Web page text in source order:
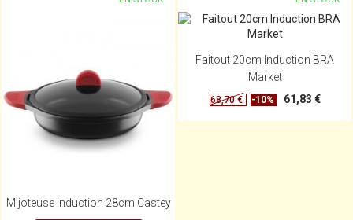
Mijoteuse Induction 28cm Castey
Faitout 20cm Induction BRA
Market
68,70 € -10% 61,83 €